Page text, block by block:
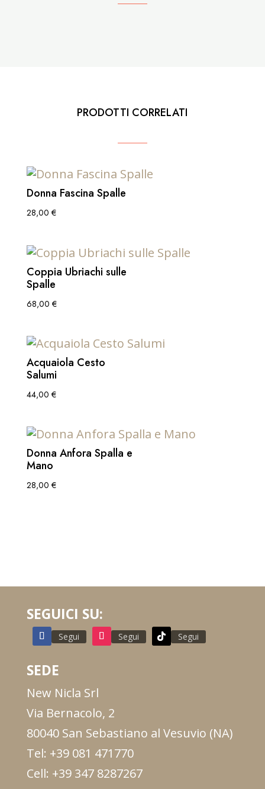
PRODOTTI CORRELATI
Donna Fascina Spalle
28,00 €
Coppia Ubriachi sulle
Spalle
68,00 €
Acquaiola Cesto
Salumi
44,00 €
Donna Anfora Spalla e
Mano
28,00 €
SEGUICI SU:
Segui Segui Segui
SEDE
New Nicla Srl
Via Bernacolo, 2
80040 San Sebastiano al Vesuvio (NA)
Tel: +39 081 471770
Cell: +39 347 8287267